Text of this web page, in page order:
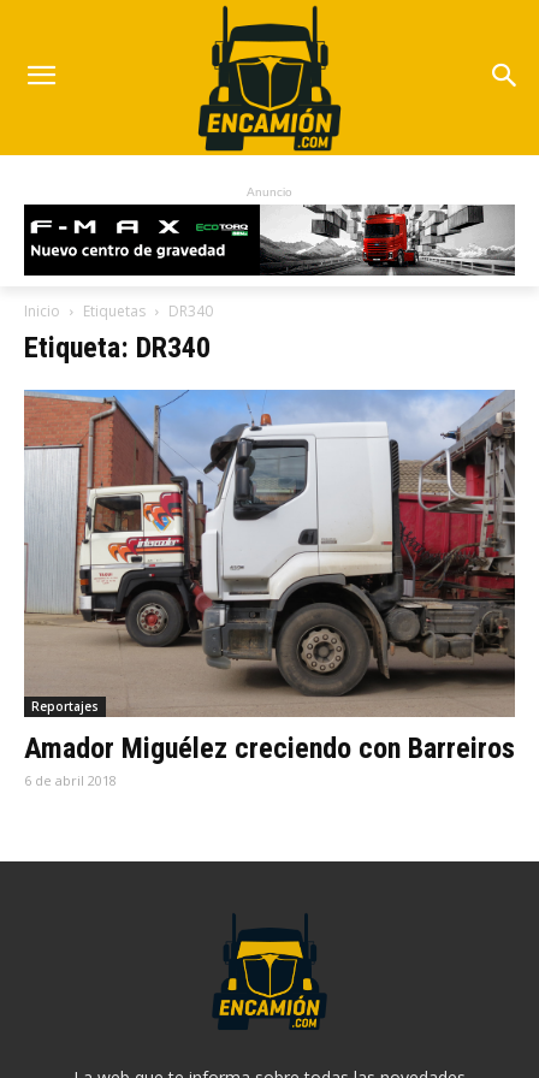
Anuncio
Inicio Etiquetas DR340
Etiqueta: DR340
Reportajes
Amador Miguélez creciendo con Barreiros
6 de abril 2018